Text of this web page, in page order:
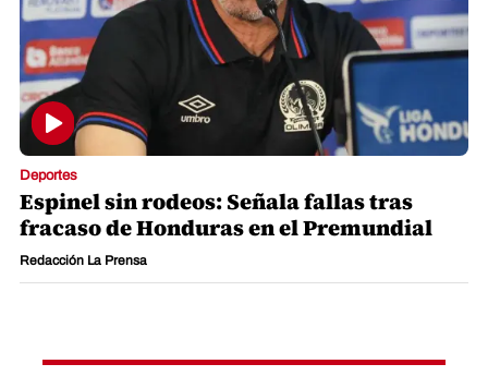
Deportes
Espinel sin rodeos: Señala fallas tras
fracaso de Honduras en el Premundial
Redacción La Prensa